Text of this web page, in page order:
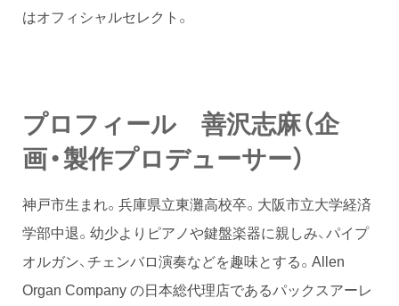
はオフィシャルセレクト。
プロフィール 善沢志麻（企
画・製作プロデューサー）
神戸市生まれ。兵庫県立東灘高校卒。大阪市立大学経済
学部中退。幼少よりピアノや鍵盤楽器に親しみ、パイプ
オルガン、チェンバロ演奏などを趣味とする。Allen
Organ Company の日本総代理店であるパックスアーレ